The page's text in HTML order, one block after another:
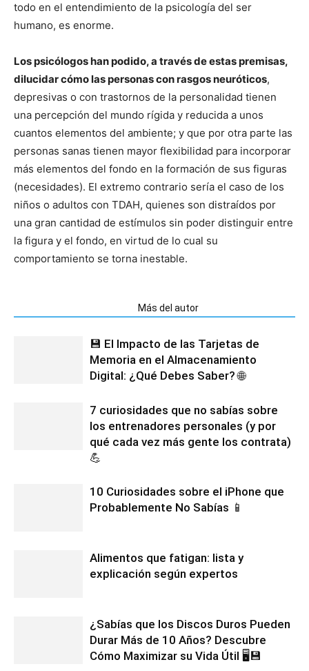
todo en el entendimiento de la psicología del ser
humano, es enorme.
Los psicólogos han podido, a través de estas premisas,
dilucidar cómo las personas con rasgos neuróticos,
depresivas o con trastornos de la personalidad tienen
una percepción del mundo rígida y reducida a unos
cuantos elementos del ambiente; y que por otra parte las
personas sanas tienen mayor flexibilidad para incorporar
más elementos del fondo en la formación de sus figuras
(necesidades). El extremo contrario sería el caso de los
niños o adultos con TDAH, quienes son distraídos por
una gran cantidad de estímulos sin poder distinguir entre
la figura y el fondo, en virtud de lo cual su
comportamiento se torna inestable.
Más del autor
💾 El Impacto de las Tarjetas de
Memoria en el Almacenamiento
Digital: ¿Qué Debes Saber? 🌐
7 curiosidades que no sabías sobre
los entrenadores personales (y por
qué cada vez más gente los contrata)
💪
10 Curiosidades sobre el iPhone que
Probablemente No Sabías 📱
Alimentos que fatigan: lista y
explicación según expertos
¿Sabías que los Discos Duros Pueden
Durar Más de 10 Años? Descubre
Cómo Maximizar su Vida Útil 🖥️💾